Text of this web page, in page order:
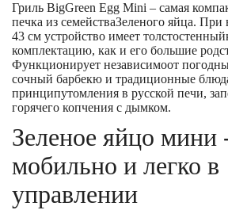
Гриль BigGreen Egg Mini – самая
печка из семействаЗеленого яйца. При
43 см устройство имеет
комплектацию, как и его большие
Функционирует независимоот
сочный барбекю и традиционные
принципутомления в русской печи,
горячего копчения с дымком.
Зеленое яйцо мини
мобильно и легко в
управлении